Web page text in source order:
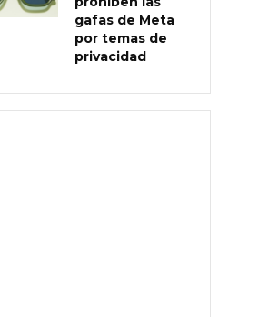
gafas de Meta
por temas de
privacidad